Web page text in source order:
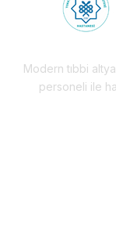
Modern tıbbi
personeli ile